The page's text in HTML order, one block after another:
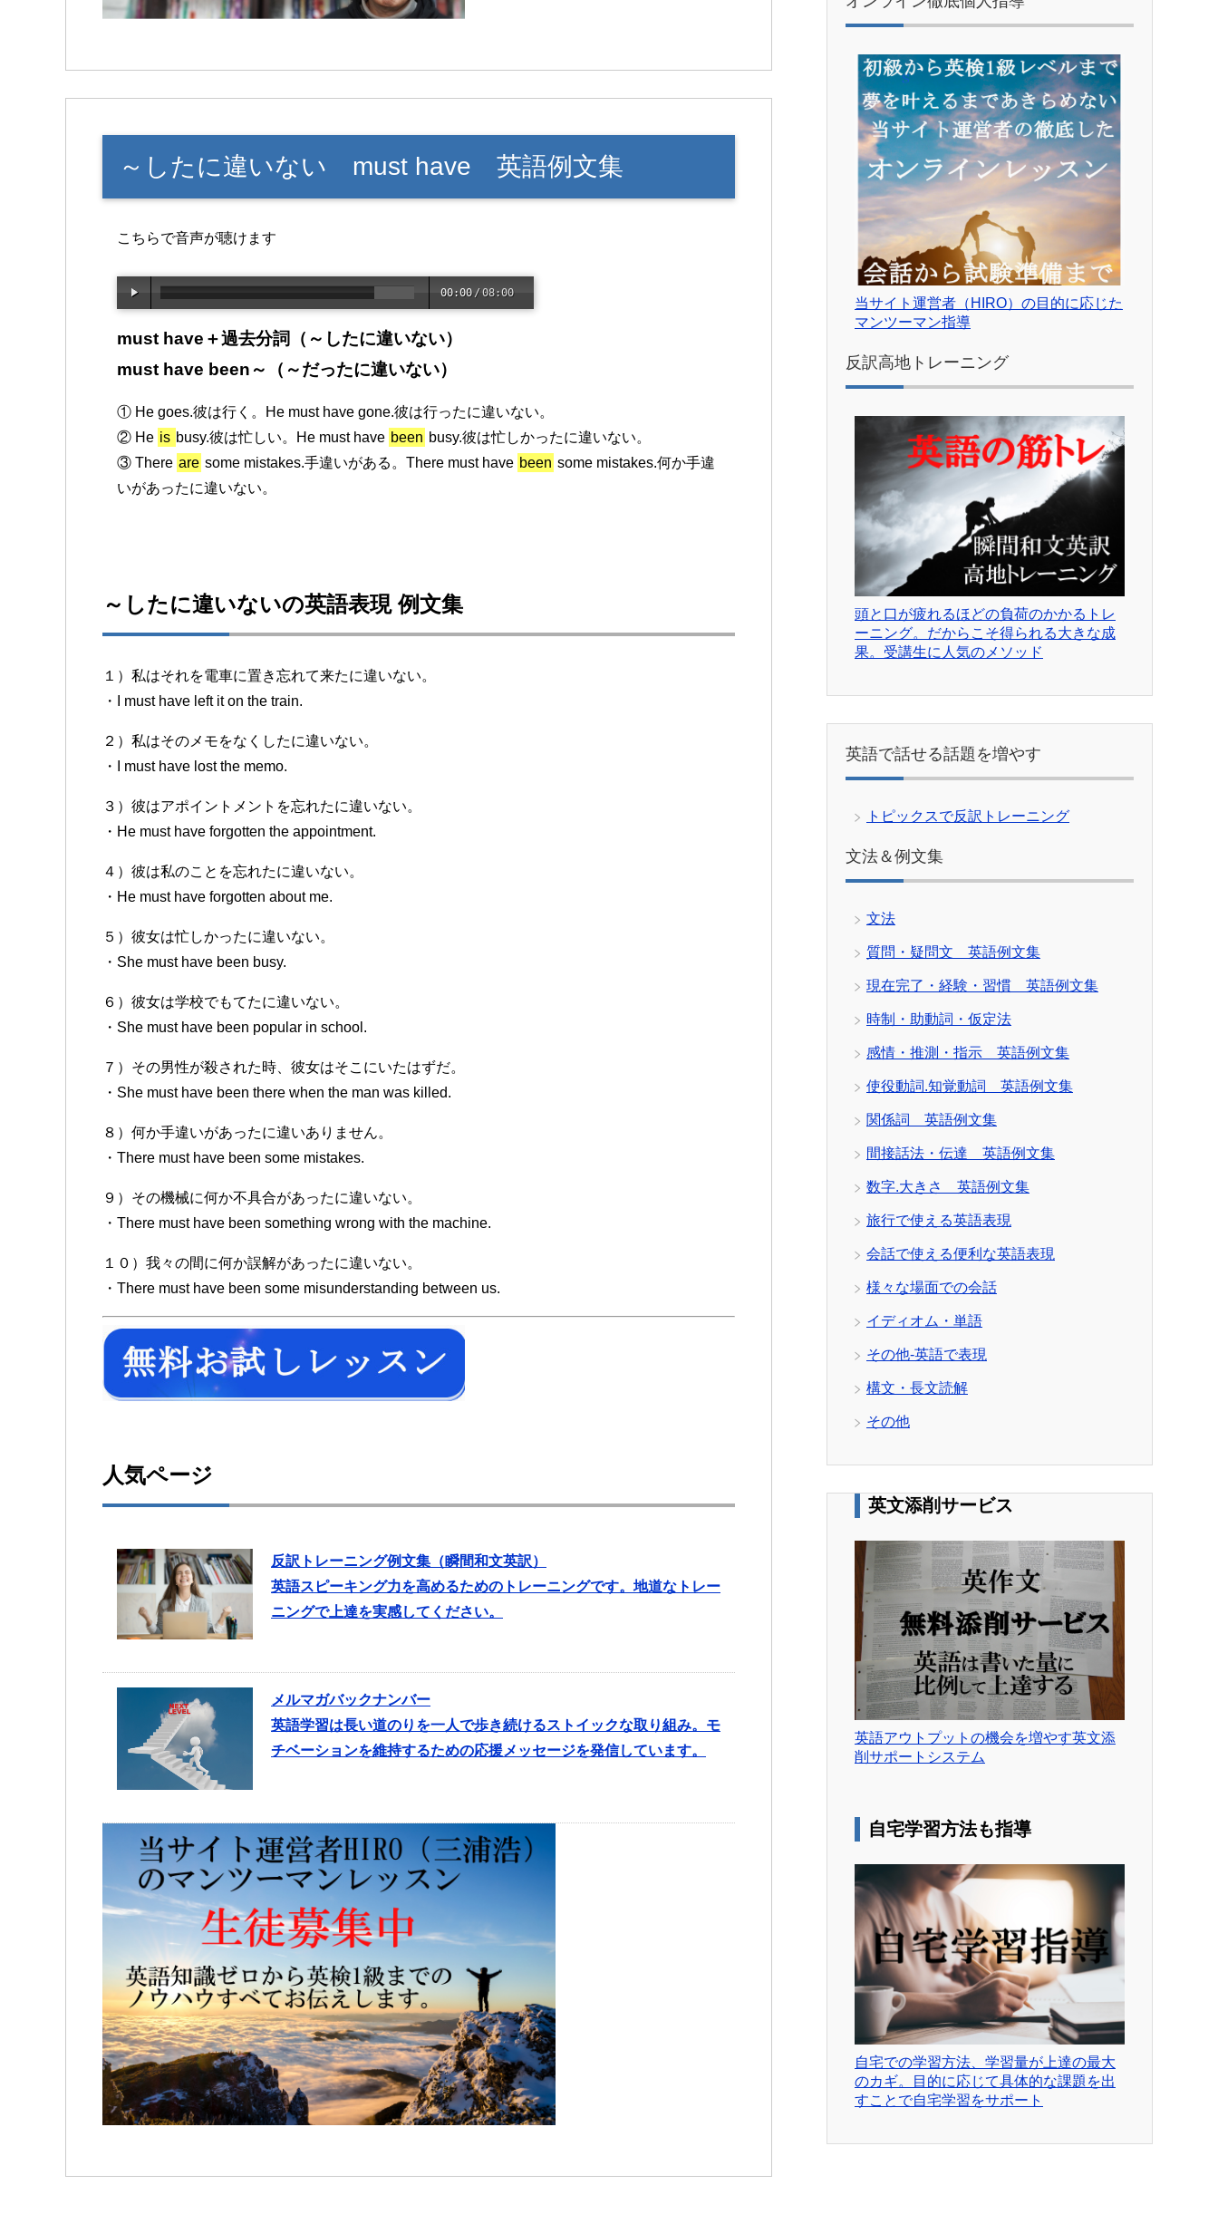
～したに違いない must have 英語例文集
こちらで音声が聴けます
00:00 /08:00
must have＋過去分詞（～したに違いない）
must have been～（～だったに違いない）
① He goes.彼は行く。He must have gone.彼は行ったに違いない。
② He is busy.彼は忙しい。He must have been busy.彼は忙しかったに違いない。
③ There are some mistakes.手違いがある。There must have been some mistakes.何か手違
いがあったに違いない。
～したに違いないの英語表現 例文集
１）私はそれを電車に置き忘れて来たに違いない。
・I must have left it on the train.
２）私はそのメモをなくしたに違いない。
・I must have lost the memo.
３）彼はアポイントメントを忘れたに違いない。
・He must have forgotten the appointment.
４）彼は私のことを忘れたに違いない。
・He must have forgotten about me.
５）彼女は忙しかったに違いない。
・She must have been busy.
６）彼女は学校でもてたに違いない。
・She must have been popular in school.
７）その男性が殺された時、彼女はそこにいたはずだ。
・She must have been there when the man was killed.
８）何か手違いがあったに違いありません。
・There must have been some mistakes.
９）その機械に何か不具合があったに違いない。
・There must have been something wrong with the machine.
１０）我々の間に何か誤解があったに違いない。
・There must have been some misunderstanding between us.
人気ページ
反訳トレーニング例文集（瞬間和文英訳）
英語スピーキング力を高めるためのトレーニングです。地道なトレー
ニングで上達を実感してください。
メルマガバックナンバー
英語学習は長い道のりを一人で歩き続けるストイックな取り組み。モ
チベーションを維持するための応援メッセージを発信しています。
当サイト運営者（HIRO）の目的に応じた
マンツーマン指導
反訳高地トレーニング
頭と口が疲れるほどの負荷のかかるトレ
ーニング。だからこそ得られる大きな成
果。受講生に人気のメソッド
英語で話せる話題を増やす
トピックスで反訳トレーニング
文法＆例文集
文法
質問・疑問文 英語例文集
現在完了・経験・習慣 英語例文集
時制・助動詞・仮定法
感情・推測・指示 英語例文集
使役動詞.知覚動詞 英語例文集
関係詞 英語例文集
間接話法・伝達 英語例文集
数字.大きさ 英語例文集
旅行で使える英語表現
会話で使える便利な英語表現
様々な場面での会話
イディオム・単語
その他-英語で表現
構文・長文読解
その他
英文添削サービス
英語アウトプットの機会を増やす英文添
削サポートシステム
自宅学習方法も指導
自宅での学習方法、学習量が上達の最大
のカギ。目的に応じて具体的な課題を出
すことで自宅学習をサポート